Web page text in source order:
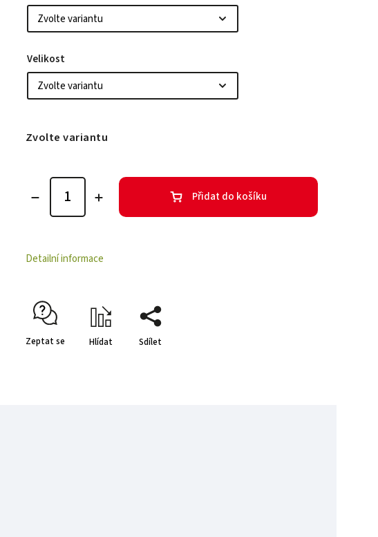
Velikost
Zvolte variantu
Přidat do košíku
Detailní informace
Zeptat se Hlídat Sdílet